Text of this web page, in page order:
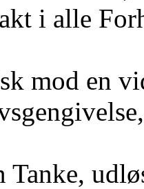
i alle
mod en
Tanke,